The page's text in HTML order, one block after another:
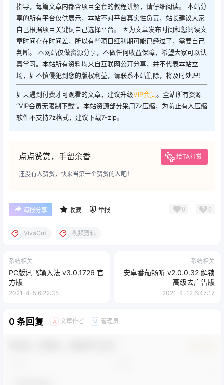
指导，每篇文章内都含项目全套的教程讲解，请仔细阅读。 本站分
享的所有平台仅供展示，本站不对平台真实性负责，站长建议大家
自己根据项目关键词自己选择平台。 因为文章发布时间和您阅读文
章时间存在时间差，所以有些项目红利期可能已经过了，需要自己
判断。 本网站仅做资源分享，不做任何收益保障，希望大家可以认
真学习。本站所有资料均来自互联网公开分享，并不代表本站立
场，如不慎侵犯到您的版权利益，请联系本站删除，将及时处理！
如果遇到付费才可观看的文章，建议升级VIP会员。全站所有资源
“VIP会员无限制下载”。本站资源部分采用7z压缩，为防止有人压缩
软件不支持7z格式，建议下载7-zip。
点点赞赏，手留余香 给TA打赏
还没有人赞赏，快来当第一个赞赏的人吧！
海报分享 收藏 举报 0 0
VivaCut 视频剪辑
系统相关
PC版讯飞输入法 v3.0.1726 官
方版
2021-4-5 6:22:35
系统相关
安卓番茄畅听 v2.0.0.32 解锁
高级去广告版
2021-4-12 6:47:17
0 条回复 A 文章作者 M 管理员